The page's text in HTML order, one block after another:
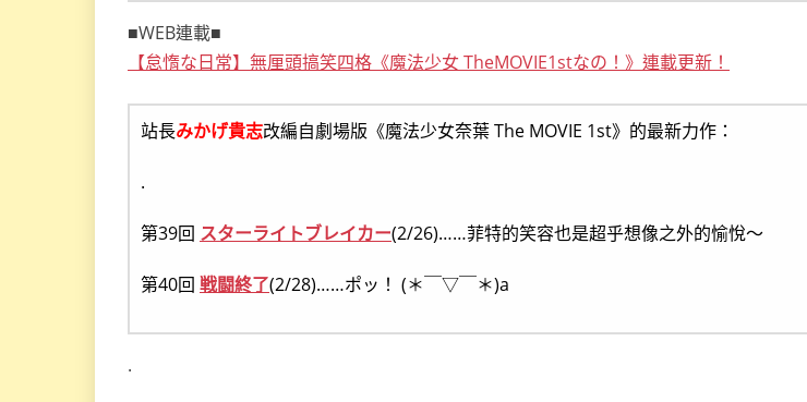
■WEB連載■
【怠惰な日常】無厘頭搞笑四格《魔法少女 TheMOVIE1stなの！》連載更新！
站長みかげ貴志改編自劇場版《魔法少女奈葉 The MOVIE 1st》的最新力作：
.
第39回 スターライトブレイカー(2/26)……菲特的笑容也是超乎想像之外的愉悅～
第40回 戦闘終了(2/28)……ポッ！ (＊￣▽￣＊)a
.